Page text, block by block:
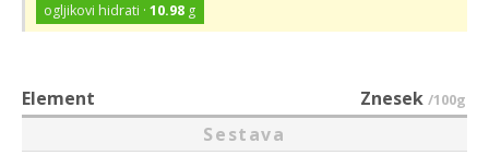
ogljikovi hidrati ·10.98 g
Element Znesek /100g
Sestava